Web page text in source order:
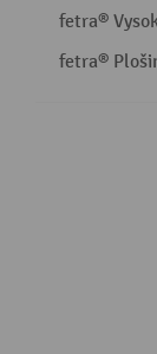
fetra®
fetra®